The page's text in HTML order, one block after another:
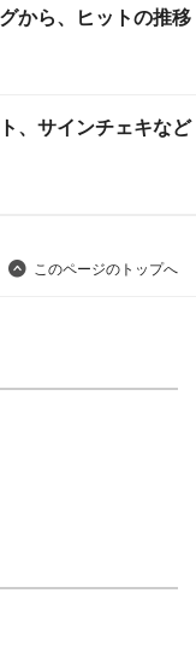
から、ヒットの推移
、サインチェキなど
このページのトップへ